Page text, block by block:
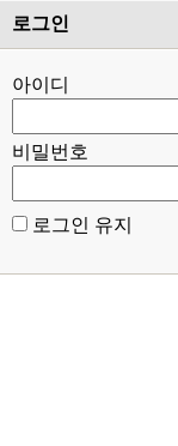
로그인
아이디
비밀번호
로그인 유지